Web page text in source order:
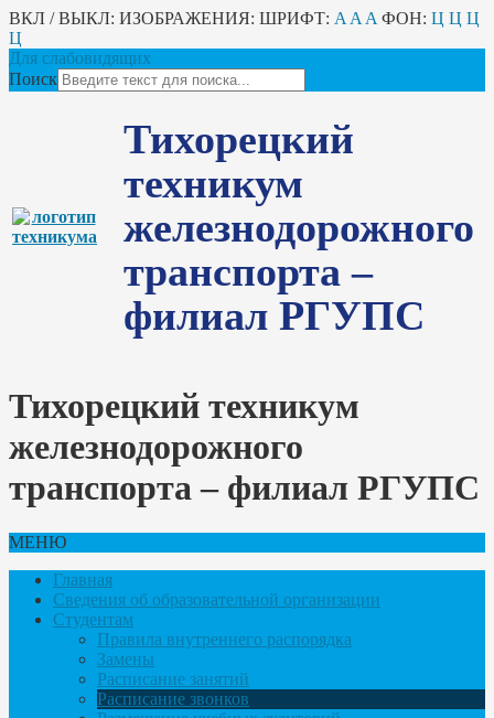
ВКЛ / ВЫКЛ: ИЗОБРАЖЕНИЯ: ШРИФТ: A A A ФОН: Ц Ц Ц
Ц
Для слабовидящих
Поиск
Тихорецкий
техникум
железнодорожного
транспорта –
филиал РГУПС
Тихорецкий техникум
железнодорожного
транспорта – филиал РГУПС
МЕНЮ
Главная
Сведения об образовательной организации
Студентам
Правила внутреннего распорядка
Замены
Расписание занятий
Расписание звонков